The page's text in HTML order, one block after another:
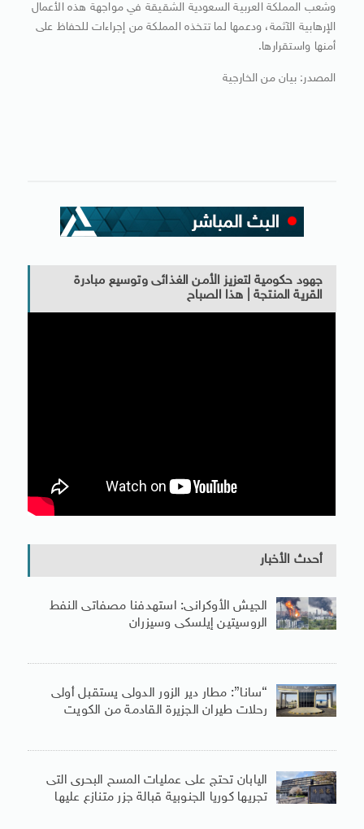
وشعب المملكة العربية السعودية الشقيقة في مواجهة هذه الأعمال
الإرهابية الآثمة، ودعمها لما تتخذه المملكة من إجراءات للحفاظ على
أمنها واستقرارها.
المصدر: بيان من الخارجية
جهود حكومية لتعزيز الأمن الغذائى وتوسيع مبادرة
القرية المنتجة | هذا الصباح
أحدث الأخبار
الجيش الأوكرانى: استهدفنا مصفاتى النفط
الروسيتين إيلسكى وسيزران
“سانا”: مطار دير الزور الدولى يستقبل أولى
رحلات طيران الجزيرة ‏القادمة من الكويت
اليابان تحتج على عمليات المسح البحرى التى
تجريها كوريا الجنوبية قبالة جزر متنازع عليها